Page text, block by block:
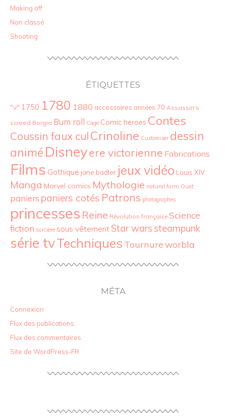
Making off
Non classé
Shooting
ÉTIQUETTES
"v" 1750 1780 1880 accessoires années 70 Assassin's
screed Borgia Bum roll Cage Comic heroes Contes
Coussin faux culCrinoline Customiser dessin
animé Disneyere victorienne Fabrications
Films Gothique jane badler jeux vidéo Louis XIV
Manga Marvel comics Mythologie natural form Ouat
paniers paniers cotés Patrons photographes
princesses Reine Révolution française Science
fiction sorcière sous vêtement Star wars steampunk
série tvTechniques Tournureworbla
MÉTA
Connexion
Flux des publications
Flux des commentaires
Site de WordPress-FR